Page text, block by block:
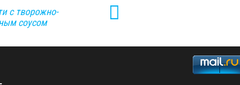
с творожно-
соусом